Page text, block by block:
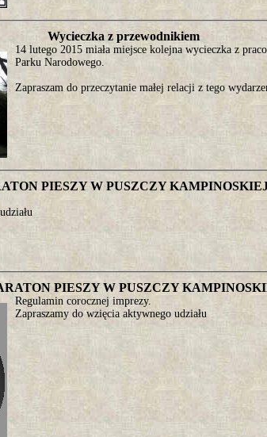
Wycieczka z przewodnikiem
14 lutego 2015 miała miejsce kolejna wycieczka z
Parku Narodowego.
Zapraszam do przeczytanie małej relacji z tego
PIESZY W PUSZCZY KAMPINOSKIEJ
PIESZY W PUSZCZY
Regulamin corocznej imprezy.
Zapraszamy do wzięcia aktywnego udziału